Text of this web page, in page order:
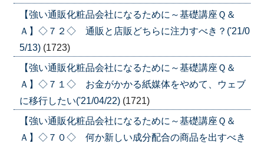
【強い通販化粧品会社になるために～基礎講座Ｑ＆
Ａ】◇７２◇ 通販と店販どちらに注力すべき？('21/0
5/13) (1723)
【強い通販化粧品会社になるために～基礎講座Ｑ＆
Ａ】◇７１◇ お金がかかる紙媒体をやめて、ウェブ
に移行したい('21/04/22) (1721)
【強い通販化粧品会社になるために～基礎講座Ｑ＆
Ａ】◇７０◇ 何か新しい成分配合の商品を出すべき